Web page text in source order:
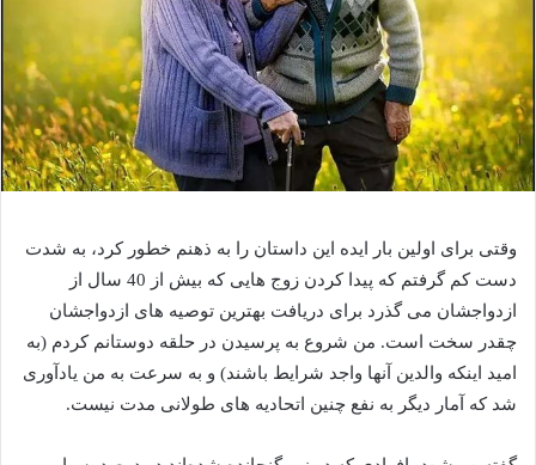
وقتی برای اولین بار ایده این داستان را به ذهنم خطور کرد، به شدت
دست کم گرفتم که پیدا کردن زوج هایی که بیش از 40 سال از
ازدواجشان می گذرد برای دریافت بهترین توصیه های ازدواجشان
چقدر سخت است. من شروع به پرسیدن در حلقه دوستانم کردم (به
امید اینکه والدین آنها واجد شرایط باشند) و به سرعت به من یادآوری
شد که آمار دیگر به نفع چنین اتحادیه های طولانی مدت نیست.